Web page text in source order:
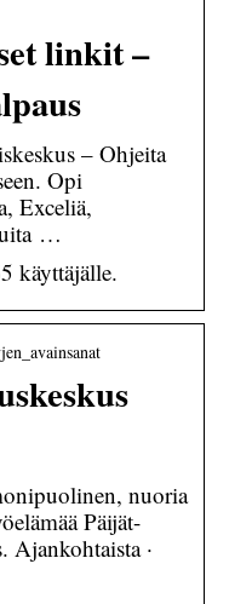
linkit –
– Ohjeita
Opi
Exceliä,
…
käyttäjälle.
nuoria
Päijät-
Ajankohtaista ·